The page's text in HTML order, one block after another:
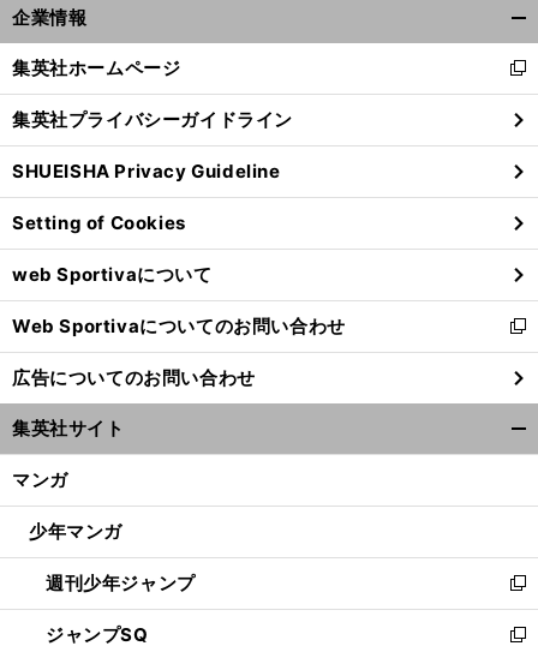
へ
企業情報
閉
る
集英社ホームページ
新
し
い
ウ
ィ
ン
ド
ウ
で
開
く
集英社プライバシーガイドライン
SHUEISHA Privacy Guideline
Setting of Cookies
web Sportivaについて
Web Sportivaについてのお問い合わせ
新
し
い
ウ
ィ
ン
ウ
開
く
広告についてのお問い合わせ
集英社サイト
マンガ
少年マンガ
週刊少年ジャンプ
新
し
い
ジャンプSQ
新